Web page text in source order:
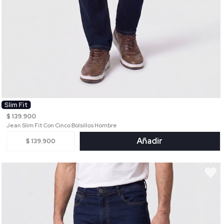
Slim Fit
$ 139.900
Jean Slim Fit Con Cinco Bolsillos Hombre
$ 139.900 Añadir